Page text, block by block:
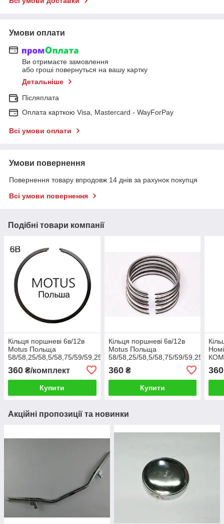
Умови оплати
Ви отримаєте замовлення
або гроші повернуться на вашу картку
Детальніше
Післяплата
Оплата карткою Visa, Mastercard - WayForPay
Всі умови оплати
Умови повернення
Повернення товару впродовж 14 днів за рахунок покупця
Всі умови повернення
Подібні товари компанії
Кільця поршневі 6в/12в
Motus Польща
58/58,25/58,5/58,75/59/59,25/59,5
360 ₴/комплект
Купити
Кільця поршневі 6в/12в
Motus Польща
58/58,25/58,5/58,75/59/59,25/59,5
360₴
Купити
360
Акційні пропозиції та новинки